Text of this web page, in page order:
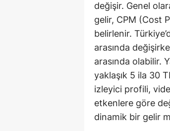
değişir. Genel
gelir, CPM (Cost
belirlenir.
arasında
arasında olabilir.
yaklaşık 5 ila 30
izleyici profili,
etkenlere göre
dinamik bir gelir